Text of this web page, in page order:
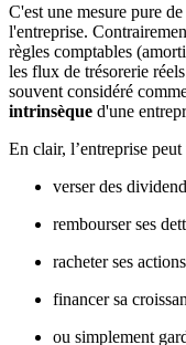
C'est une mesure pure de
l'entreprise.
règles comptables
les flux de trésorerie
souvent considéré
intrinsèque d'une
En clair, l’entreprise
verser des
rembourser ses
racheter ses
financer sa
ou simplement